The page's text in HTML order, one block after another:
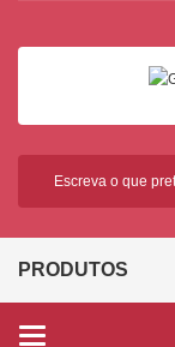
PRODUTOS
Categories